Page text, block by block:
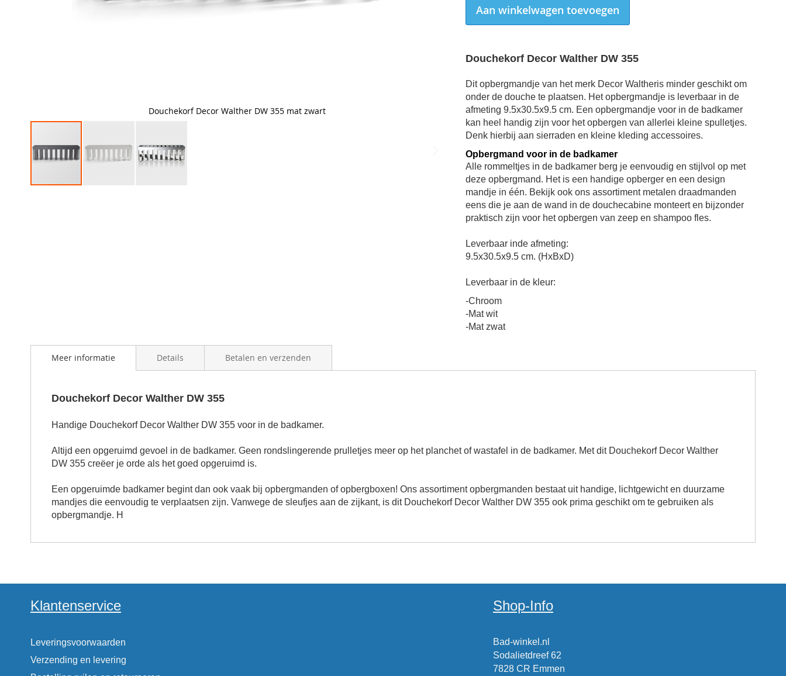
Aan winkelwagen toevoegen
Douchekorf Decor Walther DW 355
Dit opbergmandje van het merk Decor Waltheris minder geschikt om
onder de douche te plaatsen. Het opbergmandje is leverbaar in de
afmeting 9.5x30.5x9.5 cm. Een opbergmandje voor in de badkamer
kan heel handig zijn voor het opbergen van allerlei kleine spulletjes.
Denk hierbij aan sierraden en kleine kleding accessoires.
Opbergmand voor in de badkamer
Alle rommeltjes in de badkamer berg je eenvoudig en stijlvol op met
deze opbergmand. Het is een handige opberger en een design
mandje in één. Bekijk ook ons assortiment metalen draadmanden
eens die je aan de wand in de douchecabine monteert en bijzonder
praktisch zijn voor het opbergen van zeep en shampoo fles.
Leverbaar inde afmeting:
9.5x30.5x9.5 cm. (HxBxD)
Leverbaar in de kleur:
-Chroom
-Mat wit
-Mat zwat
Douchekorf Decor Walther DW 355 mat zwart Douchekorf Decor Walther DW 355 mat wit
Meer informatie
Douchekorf Decor Walther DW 355
Handige Douchekorf Decor Walther DW 355 voor in de badkamer.
Altijd een opgeruimd gevoel in de badkamer. Geen rondslingerende prulletjes meer op het planchet of wastafel in de badkamer. Met dit Douchekorf Decor Walther
DW 355 creëer je orde als het goed opgeruimd is.
Een opgeruimde badkamer begint dan ook vaak bij opbergmanden of opbergboxen! Ons assortiment opbergmanden bestaat uit handige, lichtgewicht en duurzame
mandjes die eenvoudig te verplaatsen zijn. Vanwege de sleufjes aan de zijkant, is dit Douchekorf Decor Walther DW 355 ook prima geschikt om te gebruiken als
opbergmandje. H
Details Betalen en verzenden
Klantenservice
Leveringsvoorwaarden
Verzending en levering
Shop-Info
Bad-winkel.nl
Sodalietdreef 62
7828 CR Emmen